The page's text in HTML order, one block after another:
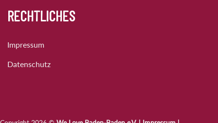
RECHTLICHES
Impressum
Datenschutz